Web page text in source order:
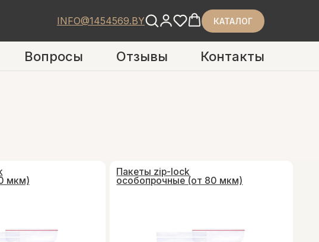
INFO@1454569.BY КАТАЛОГ
Вопросы Отзывы Контакты